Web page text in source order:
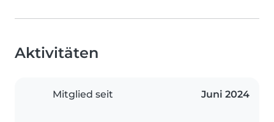
Aktivitäten
Mitglied seit Juni 2024